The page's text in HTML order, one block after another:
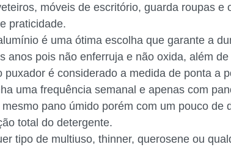
móveis de escritório, guarda roupas
praticidade.
é uma ótima escolha que garante a
anos pois não enferruja e não oxida, além
puxador é considerado a medida de ponta a
uma frequência semanal e apenas com
pano úmido porém com um pouco
total do detergente.
tipo de multiuso, thinner, querosene ou